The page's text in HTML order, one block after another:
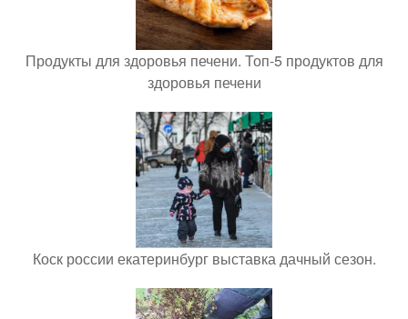
Продукты для здоровья печени. Топ-5 продуктов для
здоровья печени
Коск россии екатеринбург выставка дачный сезон.